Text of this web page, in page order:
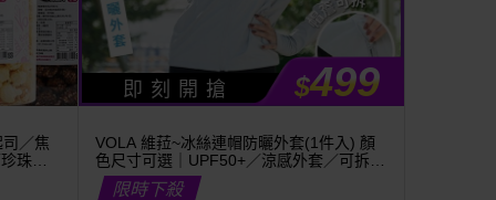
／焦
珠奶
即 刻 開 搶 $499
VOLA 維菈~冰絲連帽防曬外套(1件入) 顏
色尺寸可選｜UPF50+／涼感外套／可拆帽
簷／馬尾孔設計／機車族防曬
限時下殺